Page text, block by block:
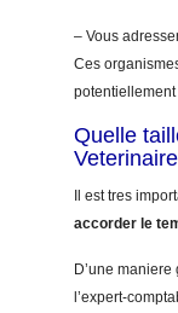
– Vous
Ces
Quelle
Veterinaire
Il est tres
accorder le
D’une
l’expert-